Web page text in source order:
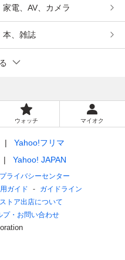
家電、AV、カメラ
本、雑誌
ウォッチ マイオク
Yahoo!フリマ
Yahoo! JAPAN
プライバシーセンター
ガイド
ガイドライン
ストア出店について
プ・お問い合わせ